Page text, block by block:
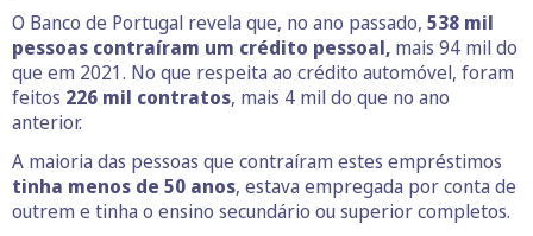
O Banco de Portugal revela que, no ano passado, 538 mil
pessoas contraíram um crédito pessoal, mais 94 mil do
que em 2021. No que respeita ao crédito automóvel, foram
feitos 226 mil contratos, mais 4 mil do que no ano
anterior.
A maioria das pessoas que contraíram estes empréstimos
tinha menos de 50 anos, estava empregada por conta de
outrem e tinha o ensino secundário ou superior completos.